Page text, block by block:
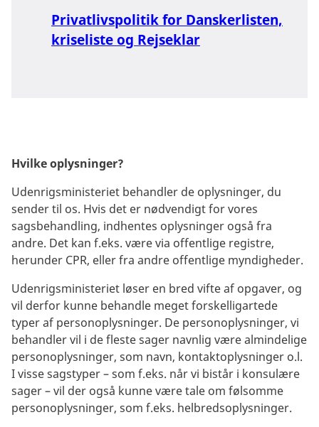
Privatlivspolitik for Danskerlisten,
kriseliste og Rejseklar
Hvilke oplysninger?
Udenrigsministeriet behandler de oplysninger, du
sender til os. Hvis det er nødvendigt for vores
sagsbehandling, indhentes oplysninger også fra
andre. Det kan f.eks. være via offentlige registre,
herunder CPR, eller fra andre offentlige myndigheder.
Udenrigsministeriet løser en bred vifte af opgaver, og
vil derfor kunne behandle meget forskelligartede
typer af personoplysninger. De personoplysninger, vi
behandler vil i de fleste sager navnlig være almindelige
personoplysninger, som navn, kontaktoplysninger o.l.
I visse sagstyper – som f.eks. når vi bistår i konsulære
sager – vil der også kunne være tale om følsomme
personoplysninger, som f.eks. helbredsoplysninger.